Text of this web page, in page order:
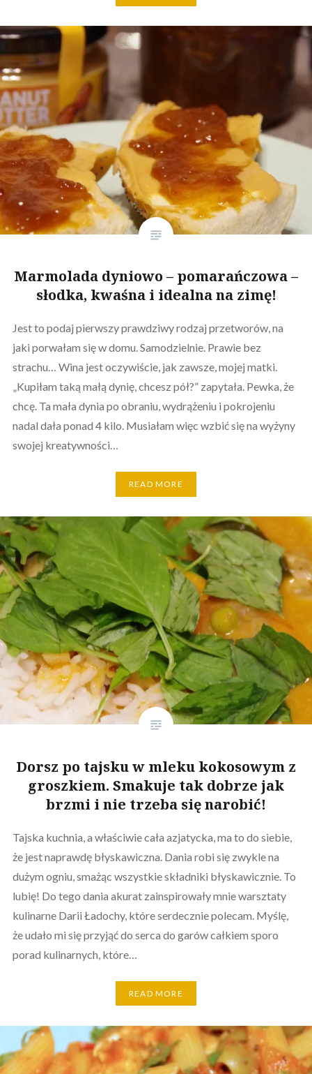
Marmolada dyniowo – pomarańczowa –
słodka, kwaśna i idealna na zimę!
Jest to podaj pierwszy prawdziwy rodzaj przetworów, na
jaki porwałam się w domu. Samodzielnie. Prawie bez
strachu… Wina jest oczywiście, jak zawsze, mojej matki.
„Kupiłam taką małą dynię, chcesz pół?” zapytała. Pewka, że
chcę. Ta mała dynia po obraniu, wydrążeniu i pokrojeniu
nadal dała ponad 4 kilo. Musiałam więc wzbić się na wyżyny
swojej kreatywności…
READ MORE
Dorsz po tajsku w mleku kokosowym z
groszkiem. Smakuje tak dobrze jak
brzmi i nie trzeba się narobić!
Tajska kuchnia, a właściwie cała azjatycka, ma to do siebie,
że jest naprawdę błyskawiczna. Dania robi się zwykle na
dużym ogniu, smażąc wszystkie składniki błyskawicznie. To
lubię! Do tego dania akurat zainspirowały mnie warsztaty
kulinarne Darii Ładochy, które serdecznie polecam. Myślę,
że udało mi się przyjąć do serca do garów całkiem sporo
porad kulinarnych, które…
READ MORE